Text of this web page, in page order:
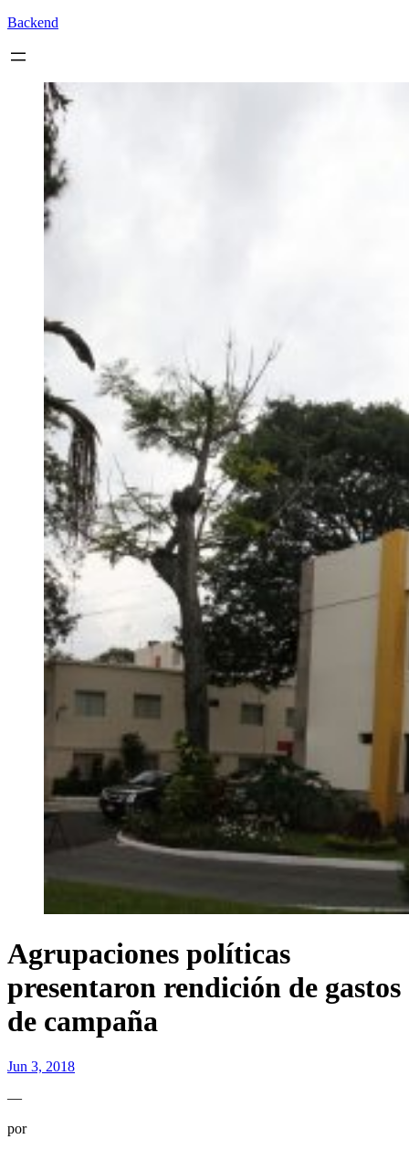
Backend
Agrupaciones políticas
presentaron rendición de gastos
de campaña
Jun 3, 2018
—
por